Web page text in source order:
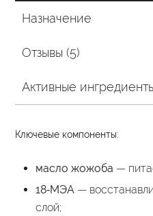
Назначение
Отзывы (5)
Активные
Ключевые компоненты:
масло жожоба —
18‑МЭА—
слой;